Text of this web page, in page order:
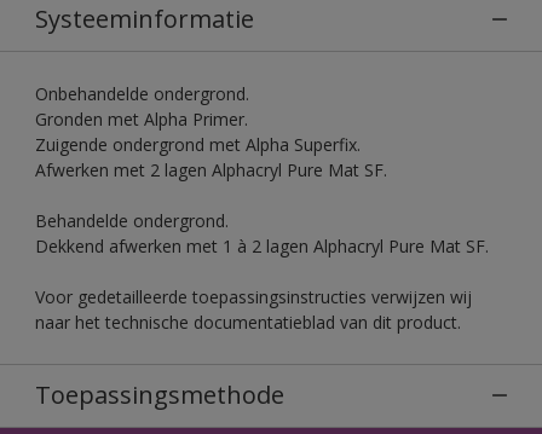
Systeeminformatie
Onbehandelde ondergrond.
Gronden met Alpha Primer.
Zuigende ondergrond met Alpha Superfix.
Afwerken met 2 lagen Alphacryl Pure Mat SF.
Behandelde ondergrond.
Dekkend afwerken met 1 à 2 lagen Alphacryl Pure Mat SF.
Voor gedetailleerde toepassingsinstructies verwijzen wij
naar het technische documentatieblad van dit product.
Toepassingsmethode